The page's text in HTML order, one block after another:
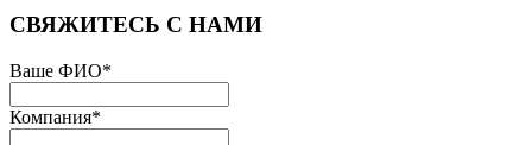
СВЯЖИТЕСЬ С НАМИ
Ваше ФИО*
Компания*